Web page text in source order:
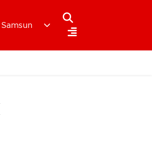
Samsun